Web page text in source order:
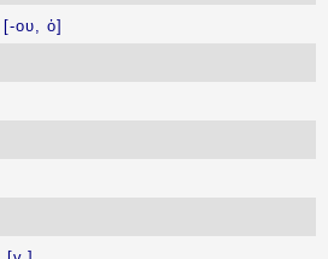
[-ου, ὁ]